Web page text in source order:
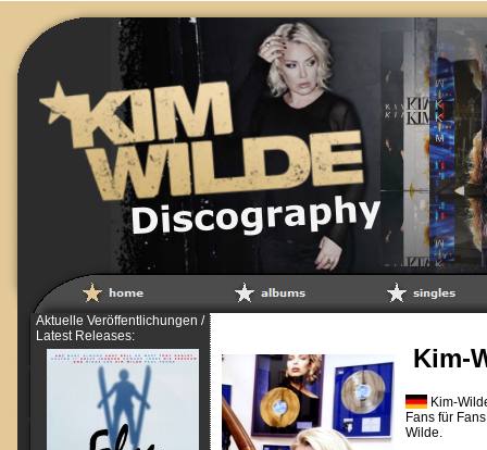
Aktuelle Veröffentlichungen /
Latest Releases:
Kim-
Kim-
Fans für
Wilde.